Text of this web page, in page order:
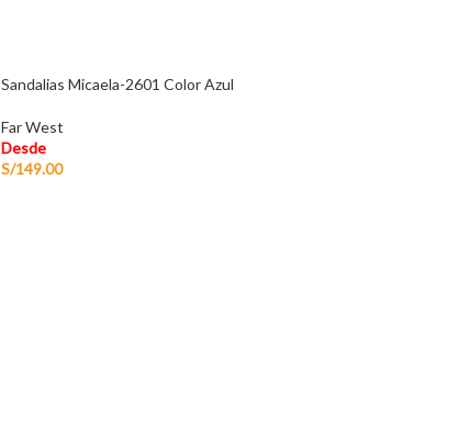
Sandalias Micaela-2601 Color Azul
Far West
Desde
S/149.00